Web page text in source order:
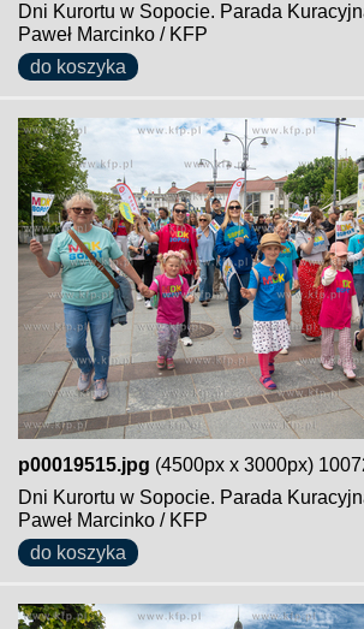
Dni Kurortu w Sopocie. Parada
Paweł Marcinko / KFP
do koszyka
p00019515.jpg (4500px x 3000px)
Dni Kurortu w Sopocie. Parada
Paweł Marcinko / KFP
do koszyka